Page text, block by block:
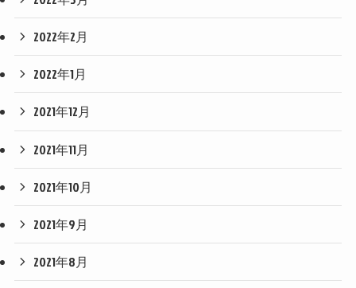
2022年2月
2022年1月
2021年12月
2021年11月
2021年10月
2021年9月
2021年8月